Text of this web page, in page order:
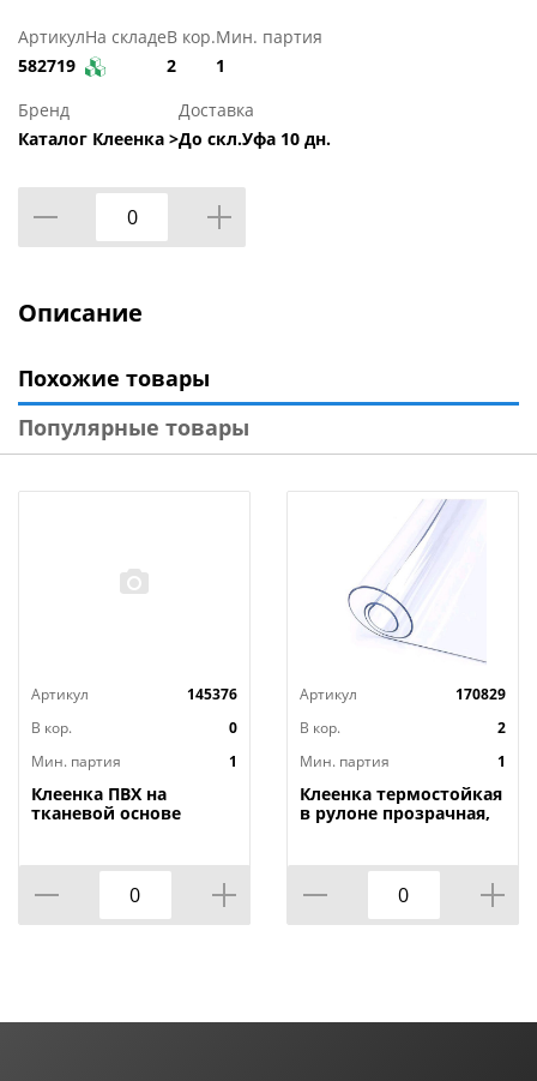
Артикул
582719
На складеВ кор.
2
Мин. партия
1
Бренд
Каталог Клеенка >
Доставка
До скл.Уфа 10 дн.
Описание
Похожие товары
Популярные товары
Артикул
145376
В кор.
0
Мин. партия
1
Клеенка ПВХ на
тканевой основе
потертости, грязные
края
Артикул
170829
В кор.
2
Мин. партия
1
Клеенка термостойкая
в рулоне прозрачная,
HOZBAT